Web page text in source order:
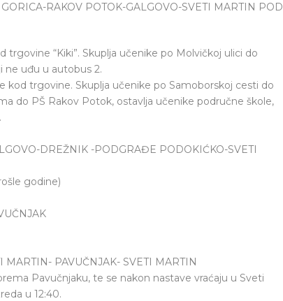
RAKOV POTOK-GALGOVO-SVETI MARTIN POD
trgovine “Kiki”. Skuplja učenike po Molvičkoj ulici do
ne uđu u autobus 2.
kod trgovine. Skuplja učenike po Samoborskoj cesti do
do PŠ Rakov Potok, ostavlja učenike područne škole,
DREŽNIK -PODGRAĐE PODOKIĆKO-SVETI
godine)
PAVUČNJAK- SVETI MARTIN
Pavučnjaku, te se nakon nastave vraćaju u Sveti
u 12:40.